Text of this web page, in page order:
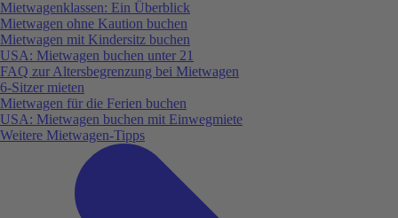
Mietwagenklassen: Ein Überblick
Mietwagen ohne Kaution buchen
Mietwagen mit Kindersitz buchen
USA: Mietwagen buchen unter 21
FAQ zur Altersbegrenzung bei Mietwagen
6-Sitzer mieten
Mietwagen für die Ferien buchen
USA: Mietwagen buchen mit Einwegmiete
Weitere Mietwagen-Tipps